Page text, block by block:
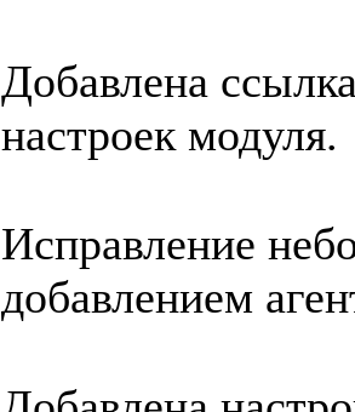
Добавлена
настроек модуля.
Исправление
добавлением